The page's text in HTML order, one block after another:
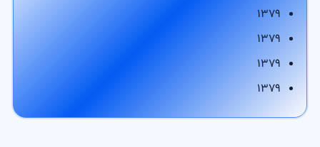
۱۳۷۹
۱۳۷۹
۱۳۷۹
۱۳۷۹